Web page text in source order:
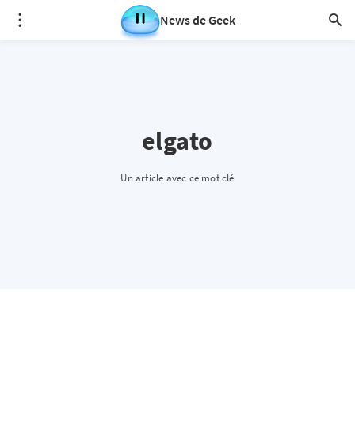
News de Geek
elgato
Un article avec ce mot clé